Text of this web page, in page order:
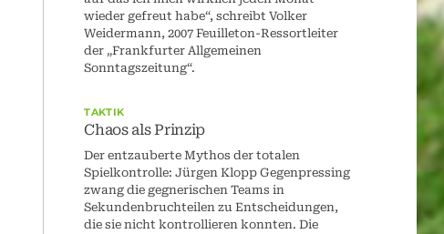
wieder gefreut habe“, schreibt Volker
Weidermann, 2007 Feuilleton-Ressortleiter
der „Frankfurter Allgemeinen
Sonntagszeitung“.
TAKTIK
Chaos als Prinzip
Der entzauberte Mythos der totalen
Spielkontrolle: Jürgen Klopp Gegenpressing
zwang die gegnerischen Teams in
Sekundenbruchteilen zu Entscheidungen,
die sie nicht kontrollieren konnten. Die